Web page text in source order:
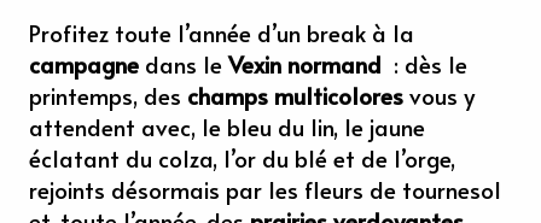
Profitez toute l’année d’un break à la
campagne dans leVexin normand : dès le
printemps, des champs multicoloresvous y
attendent avec, le bleu du lin, le jaune
éclatant du colza, l’or du blé et de l’orge,
rejoints désormais par les fleurs de tournesol